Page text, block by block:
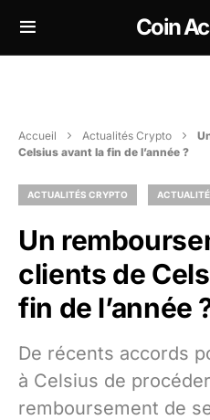
Coin
Accueil Actualités Crypto
Celsius avant la fin de l’année ?
ACTUALITÉS CRYPTO
Un
clients de
fin de l’année
De récents accords
à Celsius de
remboursement de